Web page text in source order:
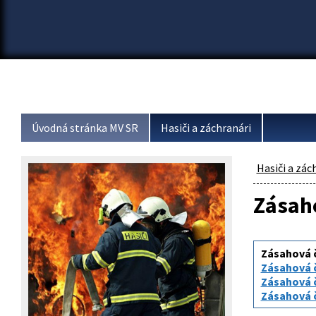
Úvodná stránka MV SR Hasiči a záchranári
Hasiči a
Zásahová
Zásahová
Zásahová
Zásahová